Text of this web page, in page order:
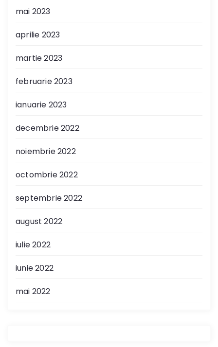
mai 2023
aprilie 2023
martie 2023
februarie 2023
ianuarie 2023
decembrie 2022
noiembrie 2022
octombrie 2022
septembrie 2022
august 2022
iulie 2022
iunie 2022
mai 2022